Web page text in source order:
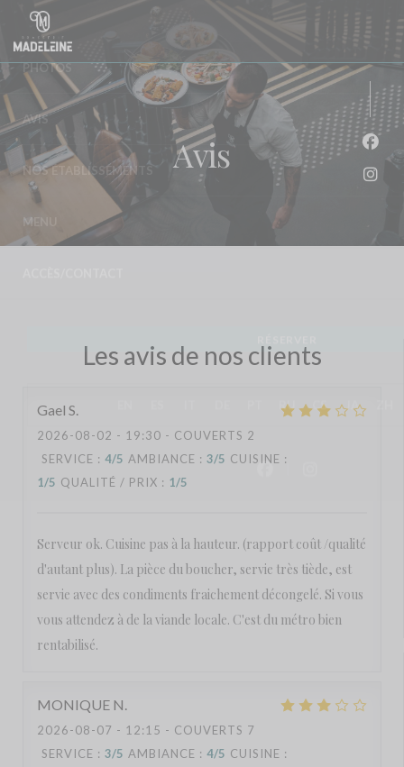
Personnalisation de vos choix en matière de cookies
Avis
Les avis de nos clients
Gael S
2026-08-02 - 19:30 - COUVERTS 2
SERVICE : 4/5 AMBIANCE : 3/5 CUISINE :
1/5 QUALITÉ / PRIX : 1/5
Serveur ok. Cuisine pas à la hauteur. (rapport coût /qualité
d'autant plus). La pièce du boucher, servie très tiède, est
servie avec des condiments fraichement décongelé. Si vous
vous attendez à de la viande locale. C'est du métro bien
rentabilisé.
MONIQUE N
2026-08-07 - 12:15 - COUVERTS 7
SERVICE : 3/5 AMBIANCE : 4/5 CUISINE :